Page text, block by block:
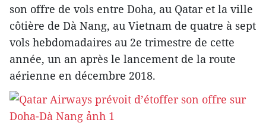
son offre de vols entre Doha, au Qatar et la ville
côtière de Dà Nang, au Vietnam de quatre à sept
vols hebdomadaires au 2e trimestre de cette
année, un an après le lancement de la route
aérienne en décembre 2018.